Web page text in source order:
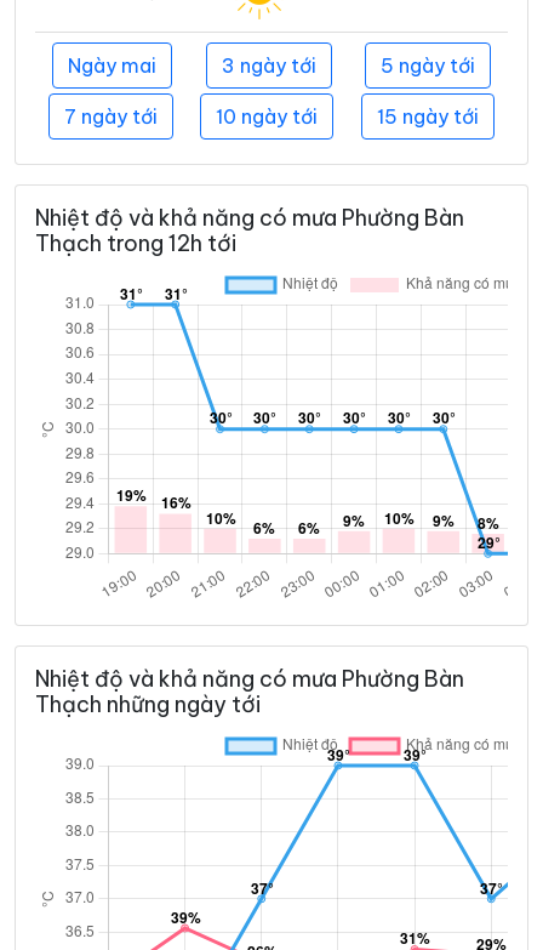
Ngày mai 3 ngày tới 5 ngày tới
7 ngày tới 10 ngày tới 15 ngày tới
Nhiệt độ và khả năng có mưa Phường Bàn
Thạch trong 12h tới
Nhiệt độ và khả năng có mưa Phường Bàn
Thạch những ngày tới